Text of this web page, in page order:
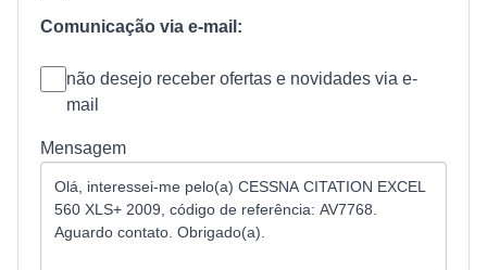
Comunicação via e-mail:
não desejo receber ofertas e novidades via e-
mail
Mensagem